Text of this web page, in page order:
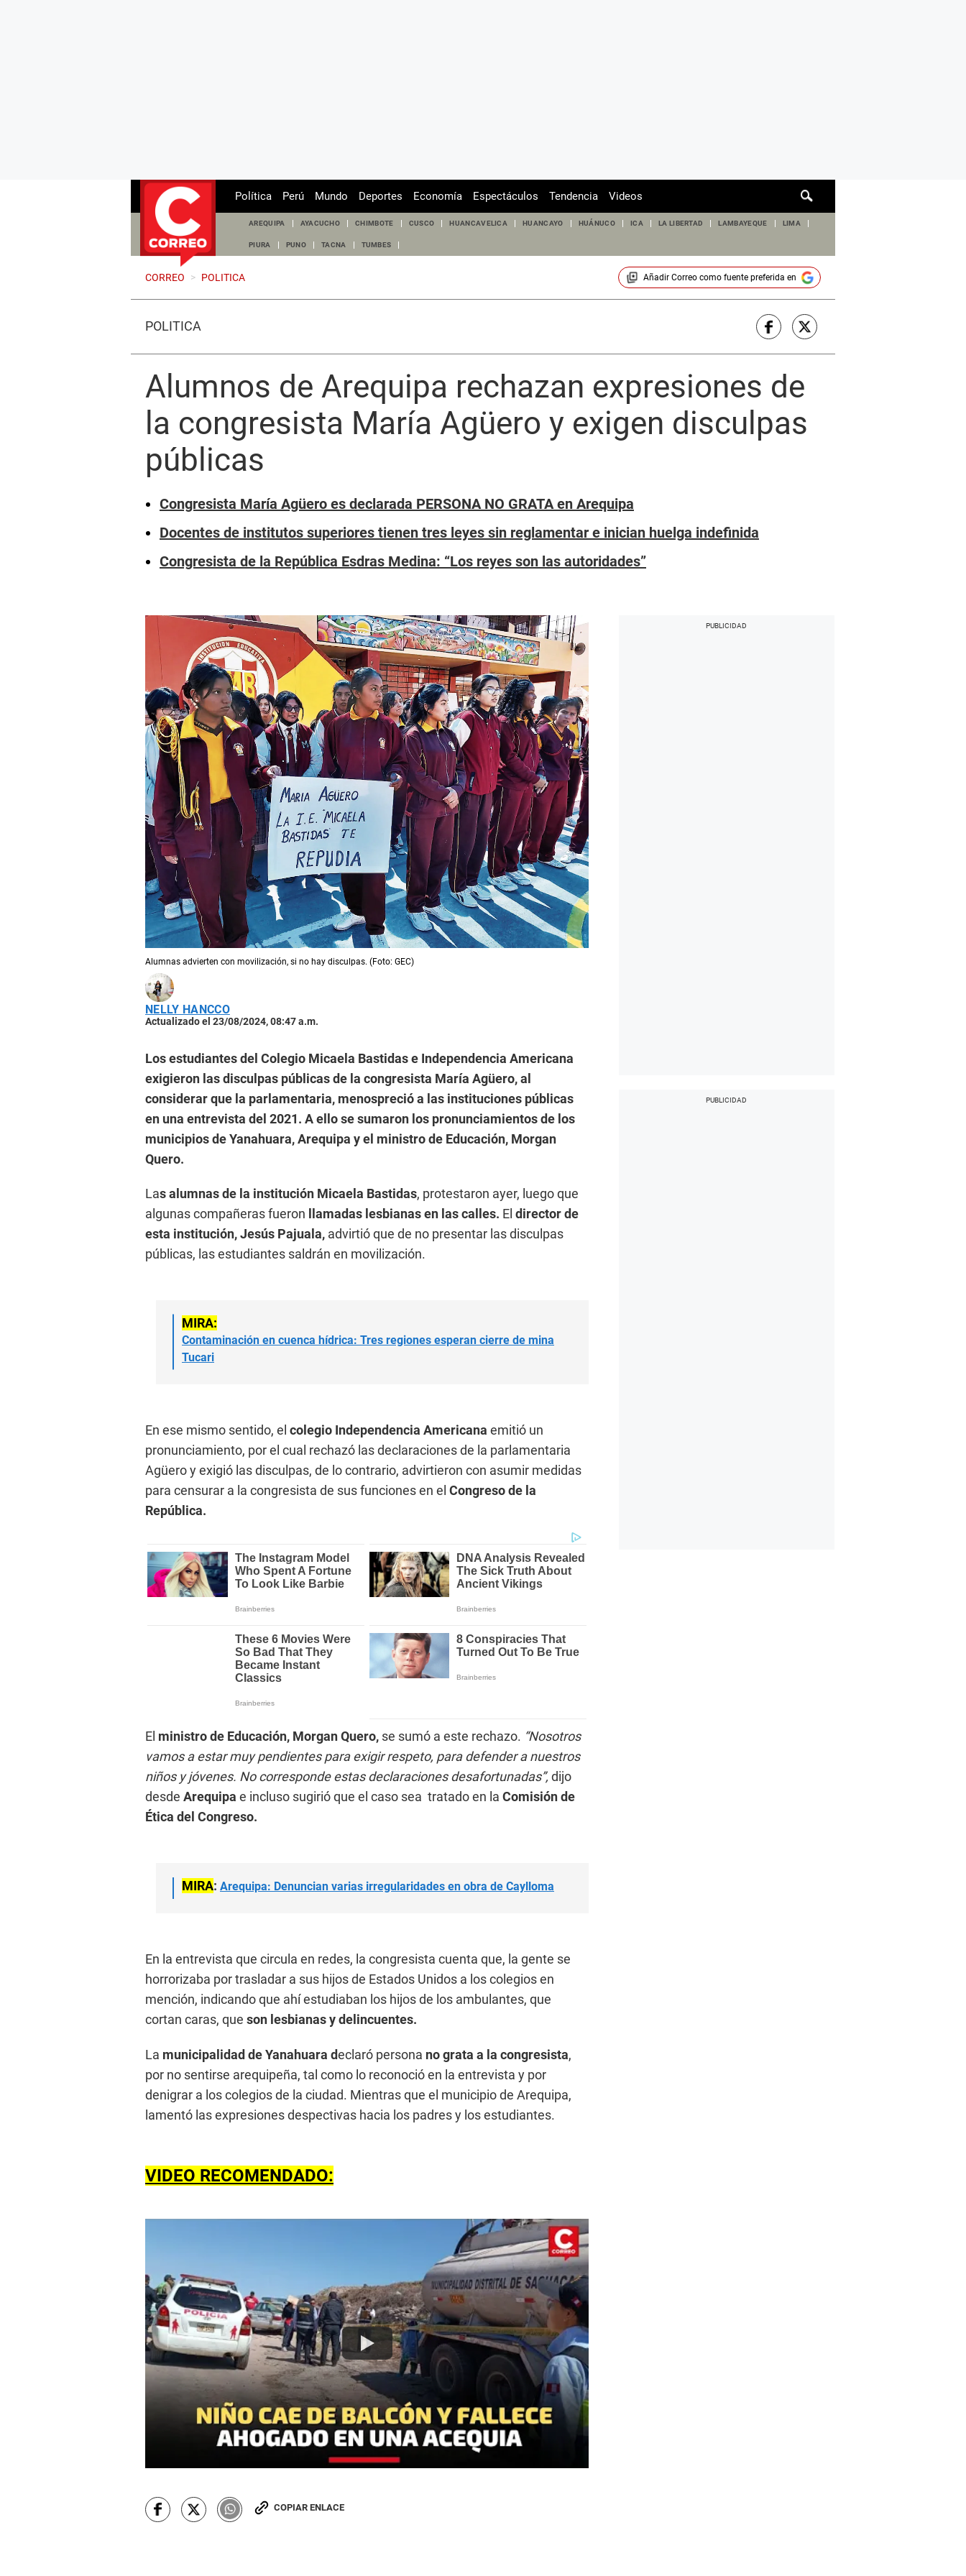
de
Política Perú Mundo Deportes Economía Espectáculos Tendencia Videos
AREQUIPA AYACUCHO CHIMBOTE CUSCO HUANCAVELICA HUANCAYO HUÁNUCO ICA LA LIBERTAD LAMBAYEQUE LIMA
PIURA PUNO TACNA TUMBES
CORREO > POLITICA Añadir Correocomo fuente preferida en
POLÍTICA
Alumnos de Arequipa rechazan expresiones de
la congresista María Agüero y exigen disculpas
públicas
Congresista María Agüero es declarada PERSONA NO GRATA en Arequipa
Docentes de institutos superiores tienen tres leyes sin reglamentar e inician huelga indefinida
Congresista de la República Esdras Medina: “Los reyes son las autoridades”
Alumnas advierten con movilización, si no hay disculpas. (Foto: GEC)
NELLY HANCCO
Actualizado el 23/08/2024, 08:47 a.m.
Los estudiantes del Colegio Micaela Bastidas e Independencia Americana
exigieron las disculpas públicas de la congresista María Agüero, al
considerar que la parlamentaria, menospreció a las instituciones públicas
en una entrevista del 2021. A ello se sumaron los pronunciamientos de los
municipios de Yanahuara, Arequipa y el ministro de Educación, Morgan
Quero.
Las alumnas de la institución Micaela Bastidas, protestaron ayer, luego que
algunas compañeras fueron llamadas lesbianas en las calles. El director de
esta institución, Jesús Pajuala, advirtió que de no presentar las disculpas
públicas, las estudiantes saldrán en movilización.
MIRA:
Contaminación en cuenca hídrica: Tres regiones esperan cierre de mina
Tucari
En ese mismo sentido, el colegio Independencia Americana emitió un
pronunciamiento, por el cual rechazó las declaraciones de la parlamentaria
Agüero y exigió las disculpas, de lo contrario, advirtieron con asumir medidas
para censurar a la congresista de sus funciones en el Congreso de la
República.
El ministro de Educación, Morgan Quero, se sumó a este rechazo. “Nosotros
vamos a estar muy pendientes para exigir respeto, para defender a nuestros
niños y jóvenes. No corresponde estas declaraciones desafortunadas”, dijo
desde Arequipa e incluso sugirió que el caso sea tratado en la Comisión de
Ética del Congreso.
MIRA: Arequipa: Denuncian varias irregularidades en obra de Caylloma
En la entrevista que circula en redes, la congresista cuenta que, la gente se
horrorizaba por trasladar a sus hijos de Estados Unidos a los colegios en
mención, indicando que ahí estudiaban los hijos de los ambulantes, que
cortan caras, que son lesbianas y delincuentes.
La municipalidad de Yanahuara declaró persona no grata a la congresista,
por no sentirse arequipeña, tal como lo reconoció en la entrevista y por
denigrar a los colegios de la ciudad. Mientras que el municipio de Arequipa,
lamentó las expresiones despectivas hacia los padres y los estudiantes.
VIDEO RECOMENDADO:
COPIAR ENLACE